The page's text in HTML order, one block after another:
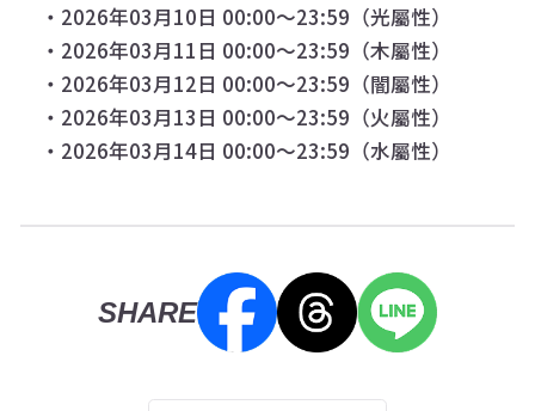
・2026年03月10日 00:00～23:59（光屬性）
・2026年03月11日 00:00～23:59（木屬性）
・2026年03月12日 00:00～23:59（闇屬性）
・2026年03月13日 00:00～23:59（火屬性）
・2026年03月14日 00:00～23:59（水屬性）
SHARE